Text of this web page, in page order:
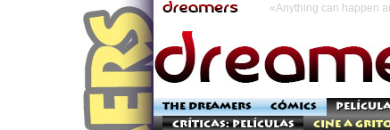
«Anything can happen
THE DREAMERS CÓMICS
Críticas: Películas
Cine a